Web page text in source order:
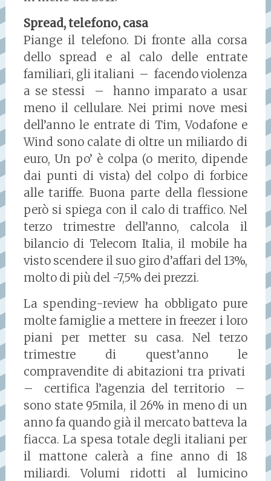
Spread, telefono, casa
Piange il telefono. Di fronte alla corsa
dello spread e al calo delle entrate
familiari, gli italiani – facendo violenza
a se stessi – hanno imparato a usar
meno il cellulare. Nei primi nove mesi
dell’anno le entrate di Tim, Vodafone e
Wind sono calate di oltre un miliardo di
euro, Un po’ è colpa (o merito, dipende
dai punti di vista) del colpo di forbice
alle tariffe. Buona parte della flessione
però si spiega con il calo di traffico. Nel
terzo trimestre dell’anno, calcola il
bilancio di Telecom Italia, il mobile ha
visto scendere il suo giro d’affari del 13%,
molto di più del -7,5% dei prezzi.
La spending-review ha obbligato pure
molte famiglie a mettere in freezer i loro
piani per metter su casa. Nel terzo
trimestre di quest’anno le
compravendite di abitazioni tra privati
– certifica l’agenzia del territorio –
sono state 95mila, il 26% in meno di un
anno fa quando già il mercato batteva la
fiacca. La spesa totale degli italiani per
il mattone calerà a fine anno di 18
miliardi. Volumi ridotti al lumicino